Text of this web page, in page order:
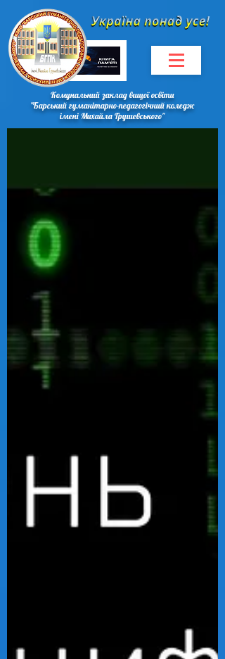
Комунальний заклад вищої освіти
"Барський гуманітарно-педагогічний коледж
імені Михайла Грушевського"